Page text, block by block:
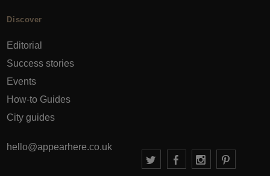
Discover
Editorial
Success stories
Events
How-to Guides
City guides
hello@appearhere.co.uk